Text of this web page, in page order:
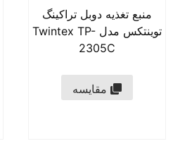
منبع تغذیه دوبل تراکینگ
توینتکس مدل Twintex TP-
2305C
مقایسه